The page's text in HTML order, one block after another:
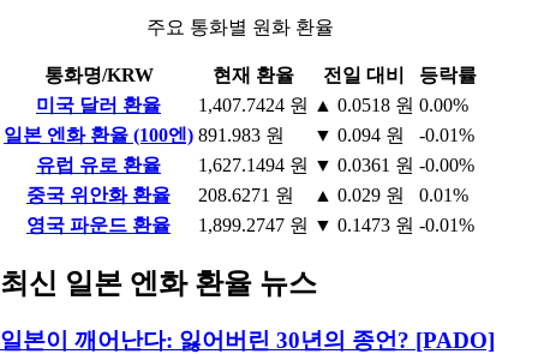
주요 통화별 원화 환율
통화명/KRW 현재 환율 전일 대비
등락률
미국 달러 환율
1,407.7424 원 ▲ 0.0518 원 0.00%
일본 엔화 환율 (100엔) 891.983 원 ▼ 0.094 원
-0.01%
유럽 유로 환율
1,627.1494 원 ▼ 0.0361 원 -0.00%
중국 위안화 환율
208.6271 원 ▲ 0.029 원
0.01%
영국 파운드 환율
1,899.2747 원 ▼ 0.1473 원 -0.01%
최신 일본 엔화 환율 뉴스
일본이 깨어난다: 잃어버린 30년의 종언? [PADO]